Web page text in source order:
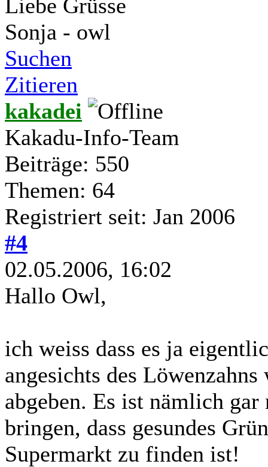
Liebe Grüsse
Sonja - owl
Suchen
Zitieren
kakadei
Kakadu-Info-Team
Beiträge: 550
Themen: 64
Registriert seit: Jan 2006
#4
02.05.2006, 16:02
Hallo Owl,
ich weiss dass es ja
angesichts des
abgeben. Es ist nämlich
bringen, dass gesundes
Supermarkt zu finden ist!